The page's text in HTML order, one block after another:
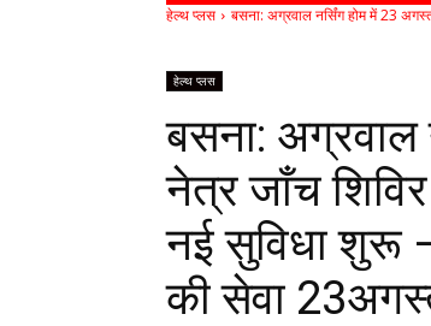
हेल्थ प्लस बसना: अग्रवाल नर्सिंग होम में 23
हेल्थ प्लस
बसना: अग्रवाल
नेत्र जाँच
नई सुविधा शुरू
की सेवा